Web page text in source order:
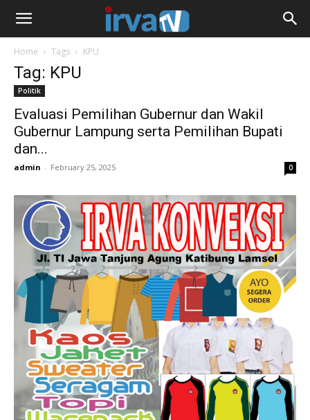
Home Tags KPU
Tag: KPU
Politik
Evaluasi Pemilihan Gubernur dan Wakil
Gubernur Lampung serta Pemilihan Bupati
dan...
admin - February 25, 2025 0